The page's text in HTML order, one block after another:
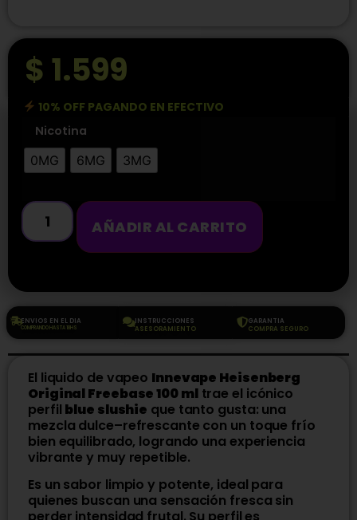
$ 1.599
10% OFF PAGANDO EN EFECTIVO
Nicotina
0MG
6MG 3MG
AÑADIR AL CARRITO
ENVIOS EN EL DIA
COMPRANDO HASTA 18HS
INSTRUCCIONES
ASESORAMIENTO
GARANTIA
COMPRA SEGURO
El liquido de vapeo Innevape Heisenberg
Original Freebase 100 mltrae el icónico
perfil blue slushie que tanto gusta: una
mezcla dulce–refrescante con un toque frío
bien equilibrado, logrando una experiencia
vibrante y muy repetible.
Es un sabor limpio y potente, ideal para
quienes buscan una sensación fresca sin